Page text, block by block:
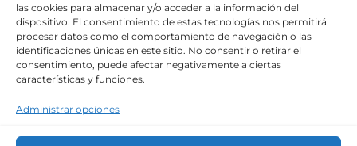
las cookies para almacenar y/o acceder a la información del
dispositivo. El consentimiento de estas tecnologías nos permitirá
procesar datos como el comportamiento de navegación o las
identificaciones únicas en este sitio. No consentir o retirar el
consentimiento, puede afectar negativamente a ciertas
características y funciones.
Administrar opciones
Email:webmaster@lemas.edu.ec
Celular:099 111 1094
CONTÁCTANOS